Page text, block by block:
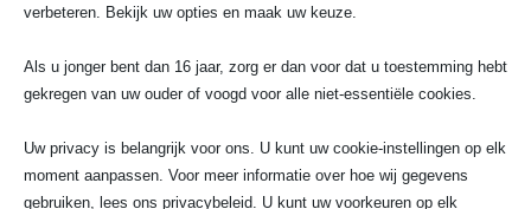
Schakelmateriaal
UTP / COAX
Meterkast vervangen
verbeteren. Bekijk uw opties en maak uw keuze.
Als u jonger bent dan 16 jaar, zorg er dan voor dat u toestemming hebt
gekregen van uw ouder of voogd voor alle niet-essentiële cookies.
Uw privacy is belangrijk voor ons. U kunt uw cookie-instellingen op elk
moment aanpassen. Voor meer informatie over hoe wij gegevens
gebruiken, lees ons privacybeleid. U kunt uw voorkeuren op elk